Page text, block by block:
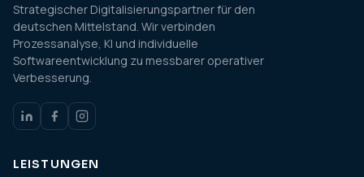
Strategischer Digitalisierungspartner für den
deutschen Mittelstand. Wir verbinden
Prozessanalyse, KI und individuelle
Softwareentwicklung zu messbarer operativer
Verbesserung.
LEISTUNGEN